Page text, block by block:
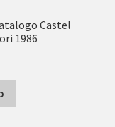
Castel
1986